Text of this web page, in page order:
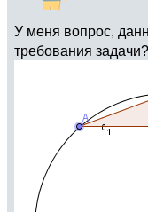
У меня вопрос,
требования